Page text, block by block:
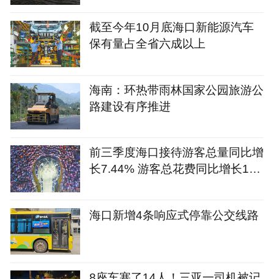
截至今年10月底海口新能源汽车
保有量占全省六成以上
海南：环热带雨林国家公园旅游公
路建设有序推进
前三季度海口接待游客总量同比增
长7.44% 游客总花费同比增长12.
海口新增4条响应式停靠公交线路